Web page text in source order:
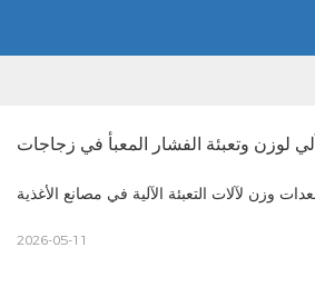
لوزن وتعبئة الفشار المعبأ في زجاجات
وزن لآلات التعبئة الآلية في مصانع الأغذية
2026-05-11